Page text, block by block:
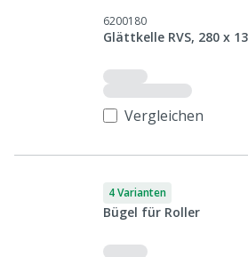
6200180
Glättkelle RVS, 280 x
Vergleichen
4 Varianten
Bügel für Roller